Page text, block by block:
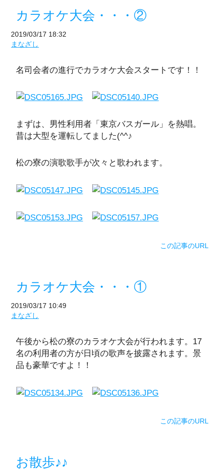
カラオケ大会・・・②
2019/03/17 18:32
まなざし
名司会者の進行でカラオケ大会スタートです！！
まずは、男性利用者「東京バスガール」を熱唱。
昔は大型を運転してました(^^♪
松の寮の演歌歌手が次々と歌われます。
この記事のURL
カラオケ大会・・・①
2019/03/17 10:49
まなざし
午後から松の寮のカラオケ大会が行われます。17
名の利用者の方が日頃の歌声を披露されます。景
品も豪華ですよ！！
この記事のURL
お散歩♪♪